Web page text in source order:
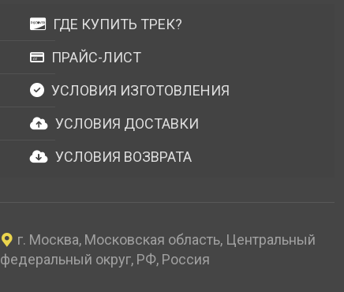
ГДЕ КУПИТЬ ТРЕК?
ПРАЙС-ЛИСТ
УСЛОВИЯ ИЗГОТОВЛЕНИЯ
УСЛОВИЯ ДОСТАВКИ
УСЛОВИЯ ВОЗВРАТА
г. Москва, Московская область, Центральный
федеральный округ, РФ, Россия